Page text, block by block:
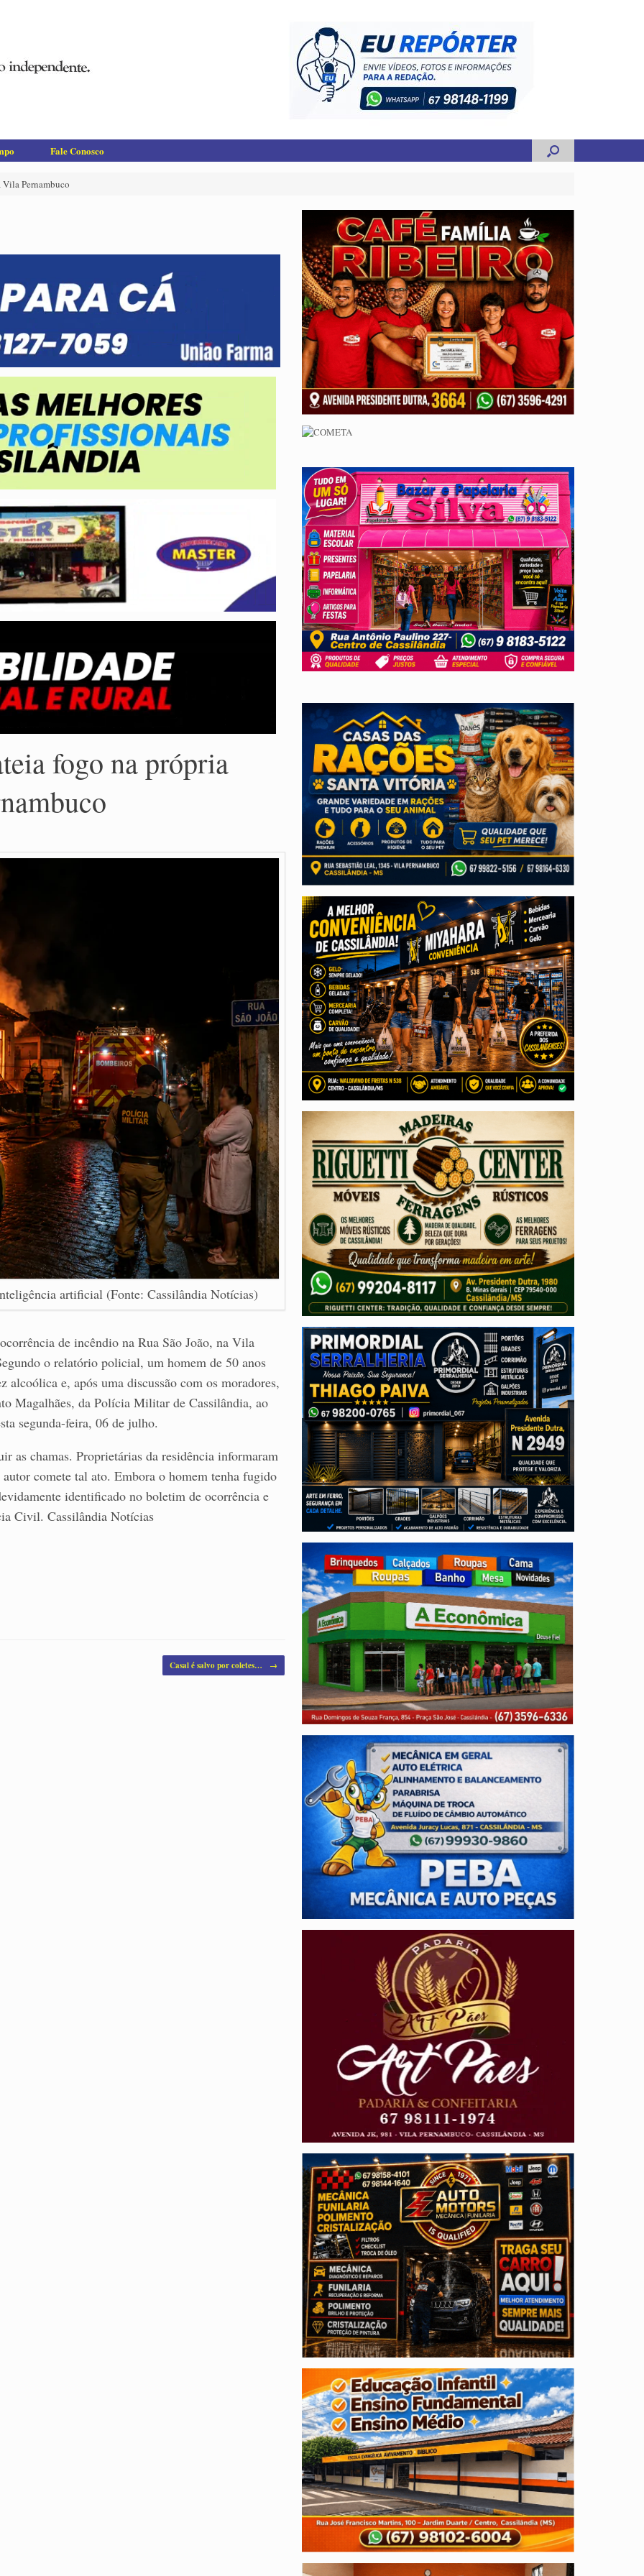
Fale Conosco
Pernambuco
fogo na própria
artificial (Fonte: Cassilândia Notícias)
de incêndio na Rua São João, na Vila
o relatório policial, um homem de 50 anos
alcoólica e, após uma discussão com os moradores,
Magalhães, da Polícia Militar de Cassilândia, ao
segunda-feira, 06 de julho.
as chamas. Proprietárias da residência informaram
comete tal ato. Embora o homem tenha fugido
identificado no boletim de ocorrência e
Civil. Cassilândia Notícias
Casal é salvo por coletes… →